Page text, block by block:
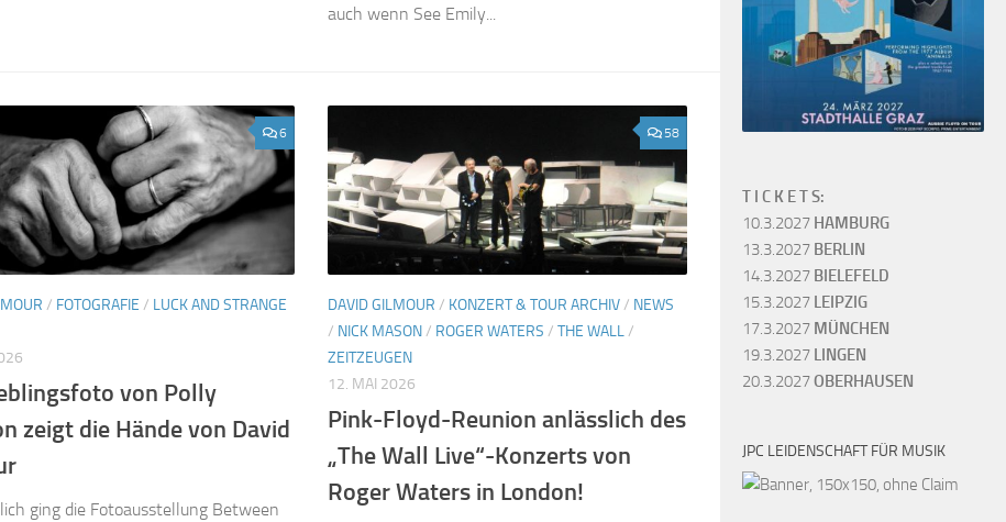
auch wenn See Emily...
6
/ FOTOGRAFIE / LUCK AND STRANGE
von Polly
zeigt die Hände von David
ging die Fotoausstellung Between
58
DAVID GILMOUR / KONZERT & TOUR ARCHIV/ NEWS
/ NICK MASON/ ROGER WATERS / THE WALL/
ZEITZEUGEN
12. MAI 2026
Pink-Floyd-Reunion anlässlich des
„The Wall Live“-Konzerts von
Roger Waters in London!
T I C K E T S:
10.3.2027 HAMBURG
13.3.2027 BERLIN
14.3.2027 BIELEFELD
15.3.2027 LEIPZIG
17.3.2027 MÜNCHEN
19.3.2027 LINGEN
20.3.2027OBERHAUSEN
JPC LEIDENSCHAFT FÜR MUSIK